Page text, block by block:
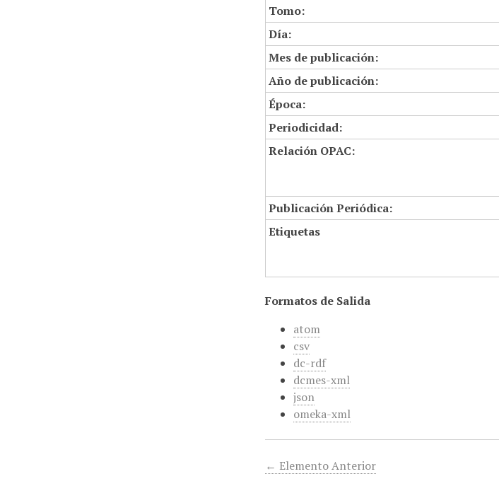
Tomo:
Día:
Mes de publicación:
Año de publicación:
Época:
Periodicidad:
Relación OPAC:
Publicación Periódica:
Etiquetas
Formatos de Salida
atom
csv
dc-rdf
dcmes-xml
json
omeka-xml
← Elemento Anterior